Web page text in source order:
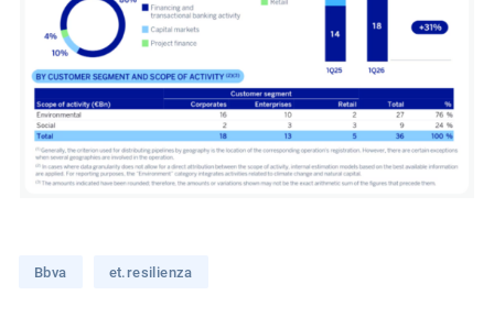
Bbva et.resilienza